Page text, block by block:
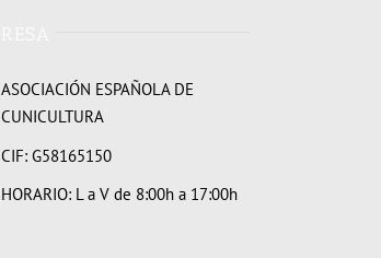
ASOCIACIÓN ESPAÑOLA DE
CUNICULTURA
CIF: G58165150
HORARIO: L a V de 8:00h a 17:00h